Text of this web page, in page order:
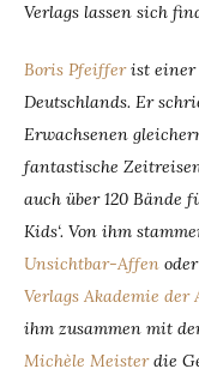
Verlags lassen sich
Boris Pfeifferist einer
Deutschlands. Er
Erwachsenen
fantastische
auch über 120 Bände
Kids‘. Von ihm
Unsichtbar-Affen
Verlags Akademie der
ihm zusammen mit
Michèle Meisterdie